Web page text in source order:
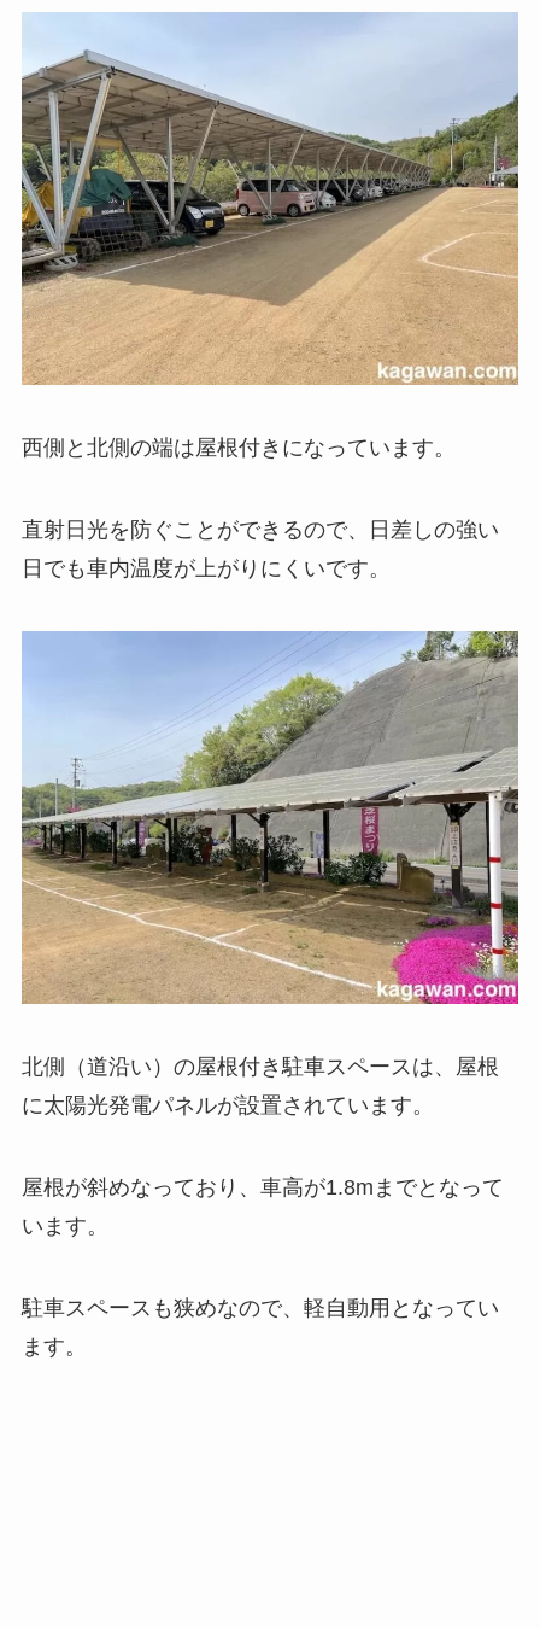
西側と北側の端は屋根付きになっています。
直射日光を防ぐことができるので、日差しの強い
日でも車内温度が上がりにくいです。
北側（道沿い）の屋根付き駐車スペースは、屋根
に太陽光発電パネルが設置されています。
屋根が斜めなっており、車高が1.8mまでとなって
います。
駐車スペースも狭めなので、軽自動用となってい
ます。